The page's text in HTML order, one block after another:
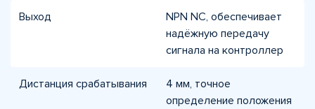
Выход
NPN NC, обеспечивает
надёжную передачу
сигнала на контроллер
Дистанция срабатывания
4 мм, точное
определение положения